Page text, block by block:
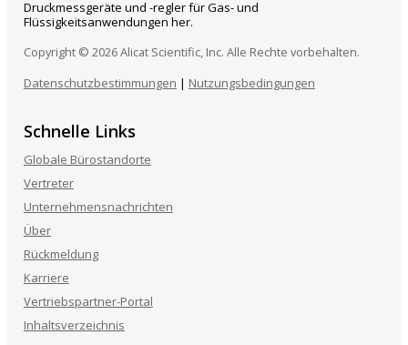
Druckmessgeräte und -regler für Gas- und
Flüssigkeitsanwendungen her.
Copyright © 2026 Alicat Scientific, Inc. Alle Rechte vorbehalten.
Datenschutzbestimmungen | Nutzungsbedingungen
Schnelle Links
Globale Bürostandorte
Vertreter
Unternehmensnachrichten
Über
Rückmeldung
Karriere
Vertriebspartner-Portal
Inhaltsverzeichnis